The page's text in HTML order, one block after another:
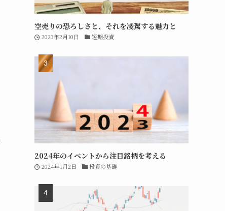
空売りの恐ろしさと、それを凌駕する魅力と
2023年2月10日 短期投資
2024年のイベントから注目銘柄を考える
2024年1月2日 投資の基礎